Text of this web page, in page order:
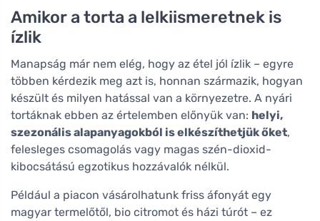
Amikor a torta a lelkiismeretnek is
ízlik
Manapság már nem elég, hogy az étel jól ízlik – egyre
többen kérdezik meg azt is, honnan származik, hogyan
készült és milyen hatással van a környezetre. A nyári
tortáknak ebben az értelemben előnyük van: helyi,
szezonális alapanyagokból is elkészíthetjük őket,
felesleges csomagolás vagy magas szén-dioxid-
kibocsátású egzotikus hozzávalók nélkül.
Például a piacon vásárolhatunk friss áfonyát egy
magyar termelőtől, bio citromot és házi túrót – ez